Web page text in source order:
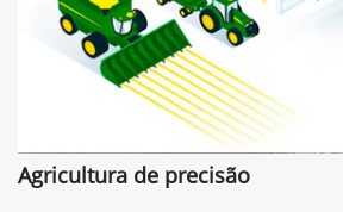
Agricultura de precisão